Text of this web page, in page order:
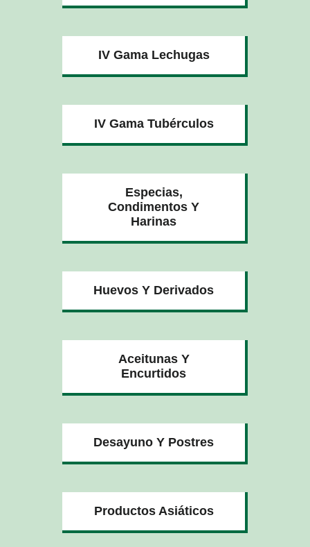
IV Gama Lechugas
IV Gama Tubérculos
Especias,
Condimentos Y
Harinas
Huevos Y Derivados
Aceitunas Y
Encurtidos
Desayuno Y Postres
Productos Asiáticos